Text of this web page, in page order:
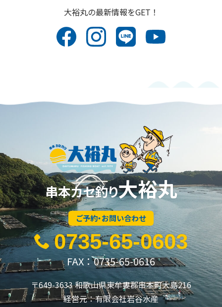
⼤裕丸の最新情報をGET！
串本カセ釣り大裕丸
ご予約・お問い合わせ
0735-65-0603
FAX：0735-65-0616
〒649-3633 和歌山県東牟婁郡串本町大島216
経営元：有限会社岩谷水産